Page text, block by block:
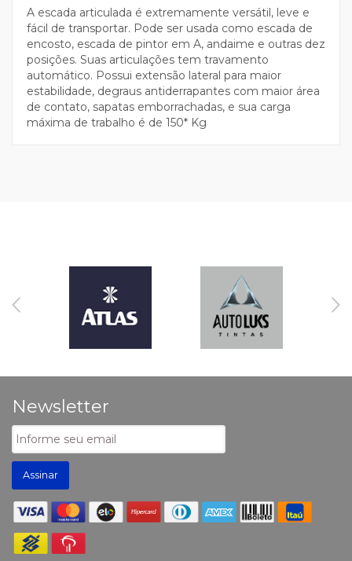
A escada articulada é extremamente versátil, leve e
fácil de transportar. Pode ser usada como escada de
encosto, escada de pintor em A, andaime e outras dez
posições. Suas articulações tem travamento
automático. Possui extensão lateral para maior
estabilidade, degraus antiderrapantes com maior área
de contato, sapatas emborrachadas, e sua carga
máxima de trabalho é de 150* Kg
Newsletter
Assinar